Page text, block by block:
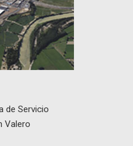
de Servicio
Valero